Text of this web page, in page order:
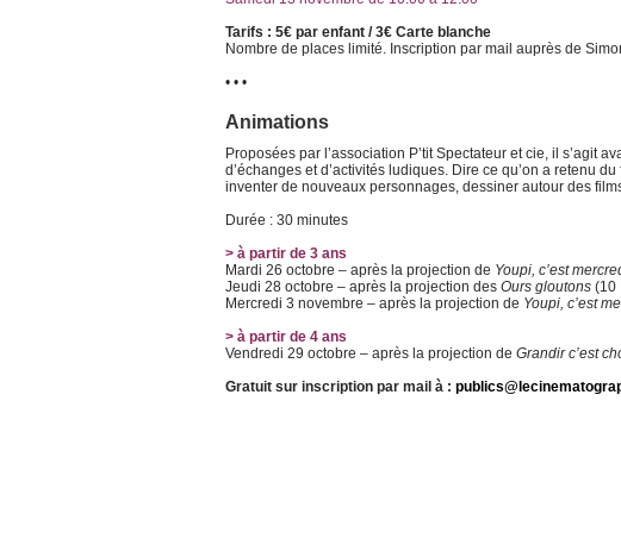
Tarifs : 5€ par enfant / 3€ Carte blanche
Nombre de places limité. Inscription par mail auprès de
• • •
Animations
Proposées par l’association P’tit Spectateur et cie, il s’agit
d’échanges et d’activités ludiques. Dire ce qu’on a retenu
inventer de nouveaux personnages, dessiner autour des
Durée : 30 minutes
> à partir de 3 ans
Mardi 26 octobre – après la projection de Youpi, c’est
Jeudi 28 octobre – après la projection des Ours gloutons (10
Mercredi 3 novembre – après la projection de Youpi, c’est
> à partir de 4 ans
Vendredi 29 octobre – après la projection de Grandir c’est
Gratuit sur inscription par mail à :